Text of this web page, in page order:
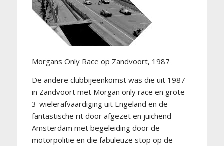
Morgans Only Race op Zandvoort, 1987
De andere clubbijeenkomst was die uit 1987
in Zandvoort met Morgan only race en grote
3-wielerafvaardiging uit Engeland en de
fantastische rit door afgezet en juichend
Amsterdam met begeleiding door de
motorpolitie en die fabuleuze stop op de